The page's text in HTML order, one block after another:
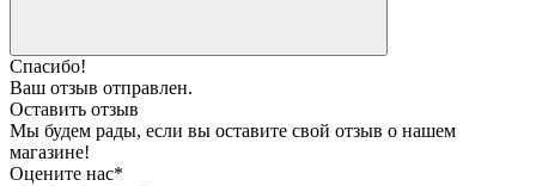
Спасибо!
Ваш отзыв отправлен.
Оставить отзыв
Мы будем рады, если вы оставите свой отзыв о нашем
магазине!
Оцените нас*